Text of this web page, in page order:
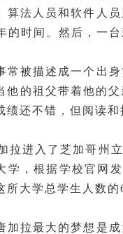
算法人员和软件人
的时间。然后，一
常被描述成一个出
他的祖父带着他的
绩还不错，但阅读
拉进入了芝加哥州
学，根据学校官网
所大学总学生人数
加拉最大的梦想是